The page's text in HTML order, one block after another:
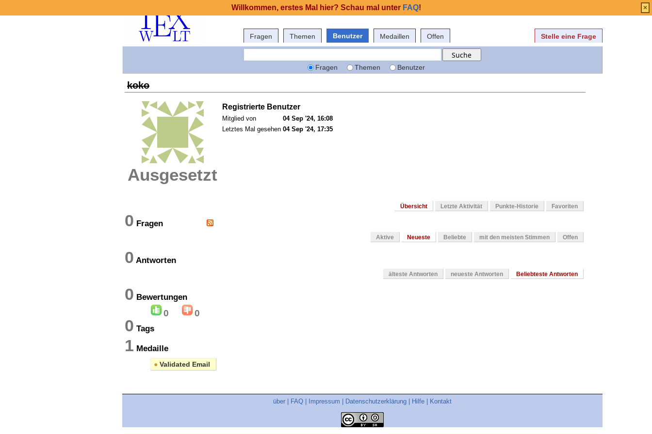
Fragen Themen Benutzer Medaillen Offen Stelle eine Frage
Fragen Themen Benutzer
koko
Ausgesetzt
Registrierte Benutzer
Mitglied von
04 Sep '24, 16:08
Letztes Mal gesehen 04 Sep '24, 17:35
Übersicht Letzte Aktivität Punkte-Historie Favoriten
0 Fragen
Aktive Neueste Beliebte mit den meisten Stimmen Offen
0 Antworten
älteste Antworten neueste Antworten Beliebteste Antworten
0 Bewertungen
0 0
0 Tags
1 Medaille
● Validated Email
über FAQ Impressum Datenschutzerklärung Hilfe Kontakt
Willkommen, erstes Mal hier? Schau mal unter FAQ! ×